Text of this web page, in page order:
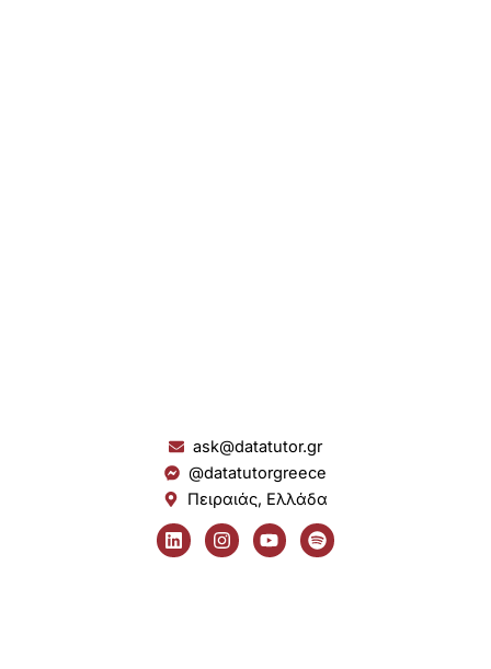
ask@datatutor.gr
@datatutorgreece
Πειραιάς, Ελλάδα
L
i
n
I
n
s
Y
o
u
S
p
o